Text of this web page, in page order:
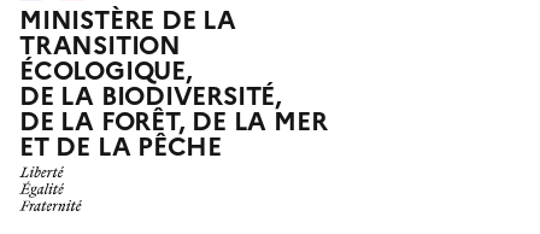
MINISTÈRE DE LA
TRANSITION
ÉCOLOGIQUE,
DE LA BIODIVERSITÉ,
DE LA FORÊT, DE LA MER
ET DE LA PÊCHE